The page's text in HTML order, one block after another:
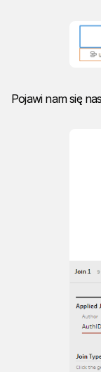
Pojawi nam się